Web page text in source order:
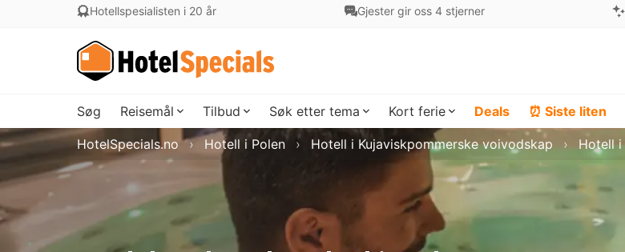
Hotellspesialisten i 20 år Gjester gir oss 4 stjerner
Søg Reisemål Tilbud Søk etter tema Kort ferie Deals ⏰ Siste liten
HotelSpecials.no Hotell i Polen Hotell i Kujaviskpommerske voivodskap Hotell